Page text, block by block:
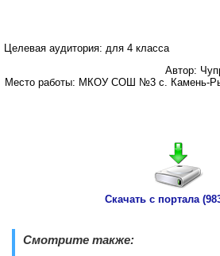
Целевая аудитория: для 4 класса
Автор:
Место работы: МКОУ СОШ №3 с. Камень-
Скачать с портала
Смотрите также: